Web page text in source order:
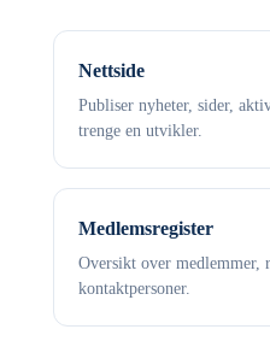
Nettside
Publiser nyheter, sider,
trenge en utvikler.
Medlemsregister
Oversikt over
kontaktpersoner.